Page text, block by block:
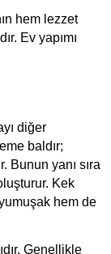
hem lezzet
Ev yapımı
diğer
baldır;
Bunun yanı sıra
Kek
hem de
Genellikle